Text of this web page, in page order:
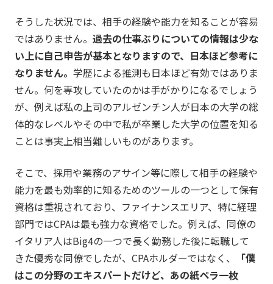
そうした状況では、相手の経験や能力を知ることが容易
ではありません。 過去の仕事ぶりについての情報は少な
い上に自己申告が基本となりますので、日本ほど参考に
なりません。 学歴による推測も日本ほど有効ではありま
せん。何を専攻していたのかは手がかりになるでしょう
が、例えば私の上司のアルゼンチン人が日本の大学の総
体的なレベルやその中で私が卒業した大学の位置を知る
ことは事実上相当難しいものがあります。
そこで、採用や業務のアサイン等に際して相手の経験や
能力を最も効率的に知るためのツールの一つとして保有
資格は重視されており、ファイナンスエリア、特に経理
部門ではCPAは最も強力な資格でした。例えば、同僚の
イタリア人はBig4の一つで長く勤務した後に転職して
きた優秀な同僚でしたが、CPAホルダーではなく、
「僕
はこの分野のエキスパートだけど、あの紙ペラ一枚